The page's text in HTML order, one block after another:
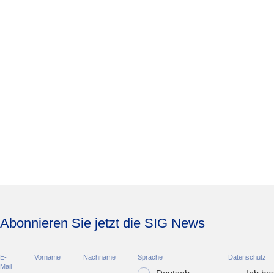
Abonnieren Sie jetzt die SIG News
E-
Mail
Vorname Nachname Sprache Datenschutz